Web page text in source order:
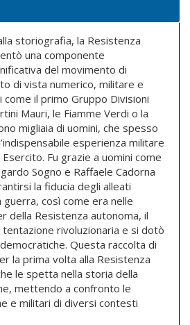
storiografia, la Resistenza
una componente
del movimento di
di vista numerico, militare e
come il primo Gruppo Divisioni
Mauri, le Fiamme Verdi o la
migliaia di uomini, che spesso
esperienza militare
Fu grazie a uomini come
Sogno e Raffaele Cadorna
la fiducia degli alleati
guerra, così come era nelle
della Resistenza autonoma, il
rivoluzionaria e si dotò
Questa raccolta di
la prima volta alla Resistenza
le spetta nella storia della
mettendo a confronto le
e militari di diversi contesti